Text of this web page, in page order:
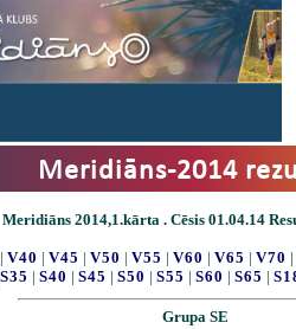
Meridiāns-2014
Meridiāns 2014,1.kārta . Cēsis 01.04.14
| V40 | V45 | V50 | V55 | V60 | V65 | V70 |
S35 | S40 | S45 | S50 | S55 | S60 | S65 |
Grupa SE